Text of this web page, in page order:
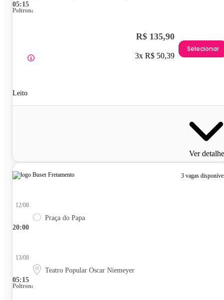
05:15
Poltrona
Leito
R$ 135,90
3x R$ 50,39
Selecionar
Ver
3 vagas
20:00
12/08
Praça do Papa
05:15
13/08
Teatro Popular Oscar Niemeyer
Poltrona